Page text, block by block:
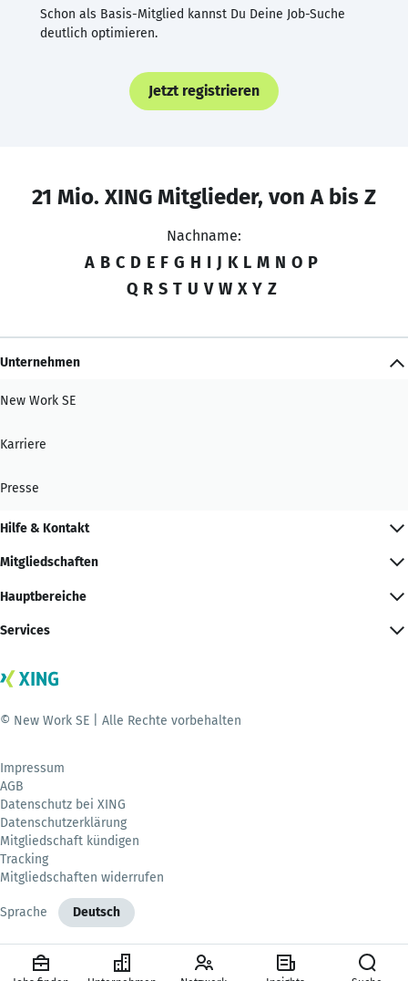
Schon als Basis-Mitglied kannst Du Deine Job-Suche
deutlich optimieren.
Jetzt registrieren
21 Mio. XING Mitglieder, von A bis Z
Nachname:
A B C D E F G H I J K L M N O P
Q R S T U V W X Y Z
Unternehmen
New Work SE
Karriere
Presse
Hilfe & Kontakt
Mitgliedschaften
Hauptbereiche
Services
© New Work SE | Alle Rechte vorbehalten
Impressum
AGB
Datenschutz bei XING
Datenschutzerklärung
Mitgliedschaft kündigen
Tracking
Mitgliedschaften widerrufen
Sprache Deutsch